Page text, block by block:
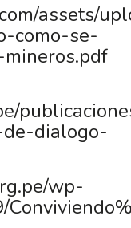
assets/
como-se-
dialogo-
wp-